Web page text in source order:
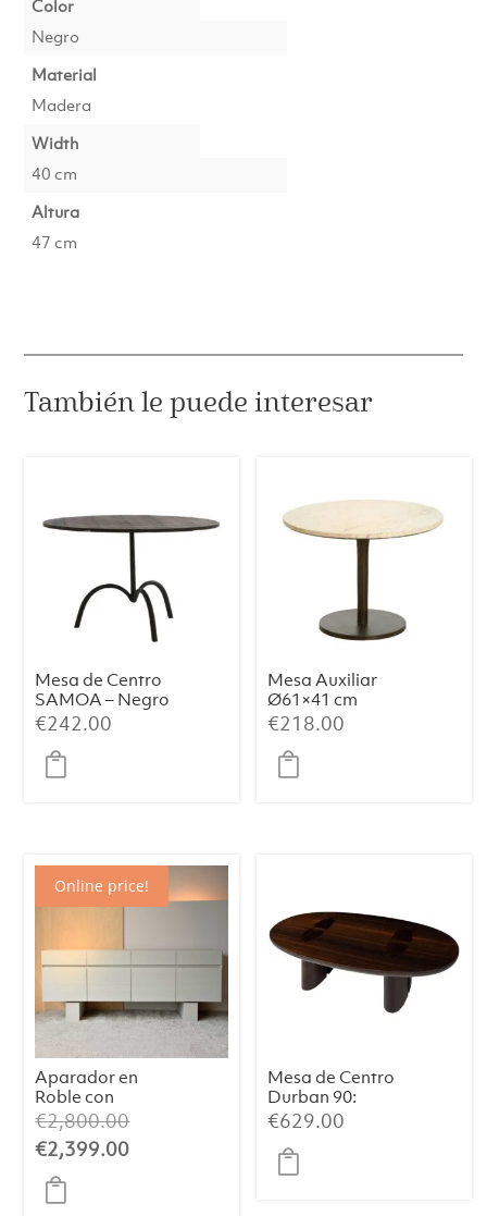
Color
Negro
Material
Madera
Width
40 cm
Altura
47 cm
También le puede interesar
Mesa de Centro
SAMOA – Negro
Mate (Ø64×39
cm)
€242.00
Mesa Auxiliar
Ø61×41 cm
PAZO – Mármol
Rosa Arena +
Metal Marrón
Oscuro
€218.00
Online price!
Aparador en
Roble con
Acabado
Blanco Mate
Cálido
€2,800.00El
precio
€2,399.00El
Mesa de Centro
Durban 90:
Elegancia
Artesanal con
Chapa de
Eucalipto
€629.00